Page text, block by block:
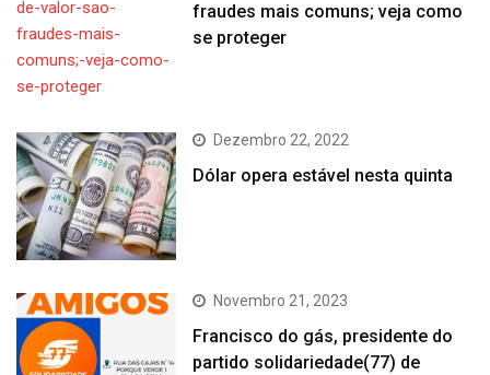
fraudes mais comuns; veja como
se proteger
Dezembro 22, 2022
Dólar opera estável nesta quinta
Novembro 21, 2023
Francisco do gás, presidente do
partido solidariedade(77) de